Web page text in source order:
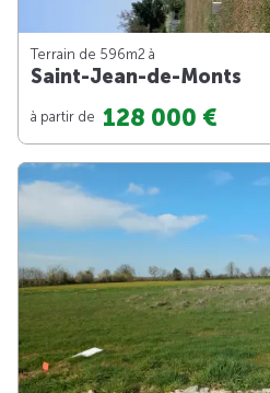
Terrain de 596m2 à
Saint-Jean-de-Monts
à partir de 128 000 €